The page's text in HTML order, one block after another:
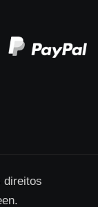
direitos
.